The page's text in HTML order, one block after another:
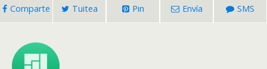
Comparte Tuitea Pin Envía SMS